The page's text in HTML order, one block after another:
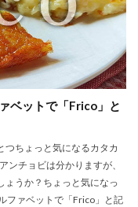
ベットで「Frico」と
つちょっと気になるカタカ
ンチョビは分かりますが、
ょうか？ちょっと気になっ
ファベットで「Frico」と記